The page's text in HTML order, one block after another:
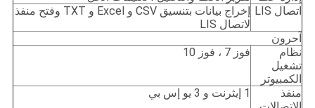
اتصال LIS
إخراج بيانات بتنسيق CSV و Excel و TXT وفتح منفذ
لاتصال LIS
آحرون
نظام
تشغيل
الكمبيوتر
فوز 7 ، فوز 10
منفذ
1 إيثرنت و 3 يو إس بي